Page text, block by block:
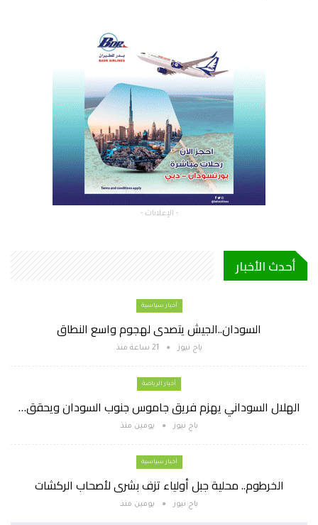
- الإعلانات -
أحدث الأخبار
أخبار سياسية
السودان..الجيش يتصدى لهجوم واسع النطاق
باج نيوز 21 ساعة منذ
أخبار الرياضة
الهلال السوداني يهزم فريق جاموس جنوب السودان ويحقق…
باج نيوز يومين منذ
أخبار سياسية
الخرطوم.. محلية جبل أولياء تزف بشرى لأصحاب الركشات
باج نيوز يومين منذ